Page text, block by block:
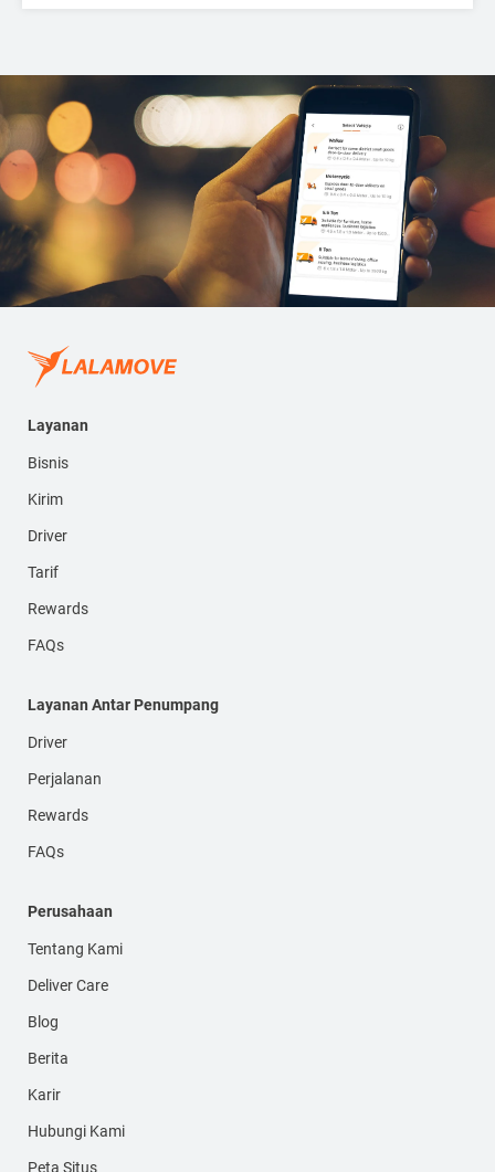
Layanan
Bisnis
Kirim
Driver
Tarif
Rewards
FAQs
Layanan Antar Penumpang
Driver
Perjalanan
Rewards
FAQs
Perusahaan
Tentang Kami
Deliver Care
Blog
Berita
Karir
Hubungi Kami
Peta Situs